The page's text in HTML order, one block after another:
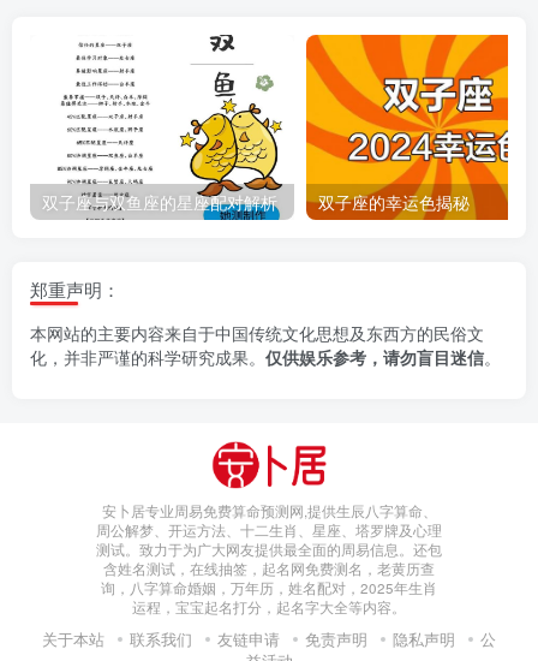
双子座与双鱼座的星座配对解析 双子座的幸运色揭秘
郑重声明：
本网站的主要内容来自于中国传统文化思想及东西方的民俗文
化，并非严谨的科学研究成果。 仅供娱乐参考，请勿盲目迷信。
安卜居专业周易免费算命预测网,提供生辰八字算命、
周公解梦、开运方法、十二生肖、星座、塔罗牌及心理
测试。致力于为广大网友提供最全面的周易信息。还包
含姓名测试，在线抽签，起名网免费测名，老黄历查
询，八字算命婚姻，万年历，姓名配对，2025年生肖
运程，宝宝起名打分，起名字大全等内容。
关于本站 联系我们 友链申请 免责声明 隐私声明
公